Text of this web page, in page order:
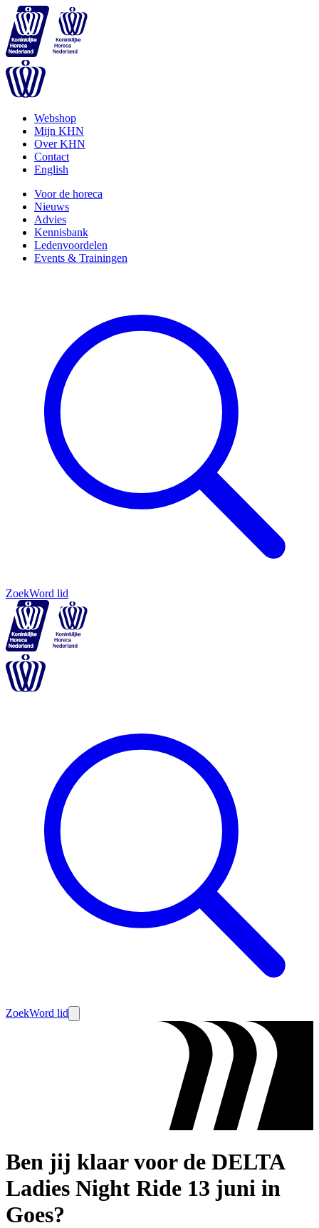
Webshop
Mijn KHN
Over KHN
Contact
English
Voor de horeca
Nieuws
Advies
Kennisbank
Ledenvoordelen
Events & Trainingen
ZoekWord lid
ZoekWord lid
Ben jij klaar voor de DELTA
Ladies Night Ride 13 juni in
Goes?